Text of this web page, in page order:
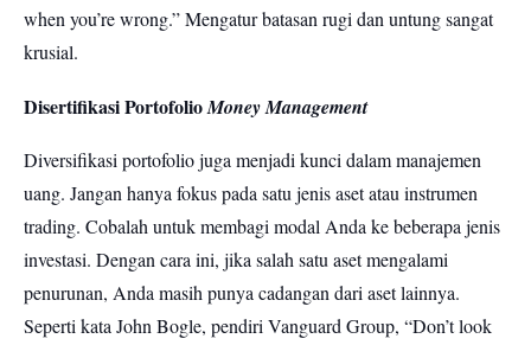
when you’re wrong.” Mengatur batasan rugi dan untung sangat
krusial.
Disertifikasi PortofolioMoney Management
Diversifikasi portofolio juga menjadi kunci dalam manajemen
uang. Jangan hanya fokus pada satu jenis aset atau instrumen
trading. Cobalah untuk membagi modal Anda ke beberapa jenis
investasi. Dengan cara ini, jika salah satu aset mengalami
penurunan, Anda masih punya cadangan dari aset lainnya.
Seperti kata John Bogle, pendiri Vanguard Group, “Don’t look